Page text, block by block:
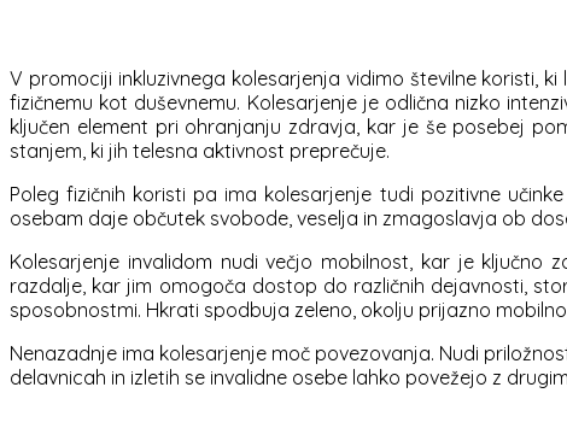
V promociji inkluzivnega kolesarjenja vidimo številne koristi,
fizičnemu kot duševnemu. Kolesarjenje je odlična nizko
ključen element pri ohranjanju zdravja, kar je še posebej
stanjem, ki jih telesna aktivnost preprečuje.
Poleg fizičnih koristi pa ima kolesarjenje tudi pozitivne
osebam daje občutek svobode, veselja in zmagoslavja ob
Kolesarjenje invalidom nudi večjo mobilnost, kar je ključno
razdalje, kar jim omogoča dostop do različnih dejavnosti,
sposobnostmi. Hkrati spodbuja zeleno, okolju prijazno
Nenazadnje ima kolesarjenje moč povezovanja. Nudi
delavnicah in izletih se invalidne osebe lahko povežejo z